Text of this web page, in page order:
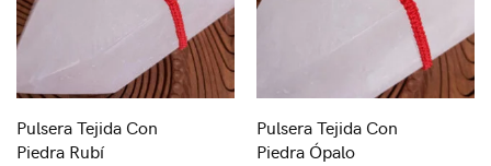
Pulsera Tejida Con
Piedra Rubí
Pulsera Tejida Con
Piedra Ópalo